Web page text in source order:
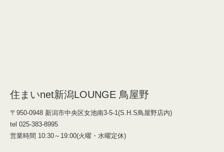
住まいnet新潟LOUNGE 鳥屋野
〒950-0948 新潟市中央区女池南3-5-1(S.H.S鳥屋野店内)
tel 025-383-8995
営業時間 10:30～19:00(火曜・水曜定休)